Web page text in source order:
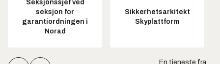
Seksjonssjef ved
seksjon for
garantiordningen i
Norad
Sikkerhetsarkitekt
Skyplattform
En tjeneste fra